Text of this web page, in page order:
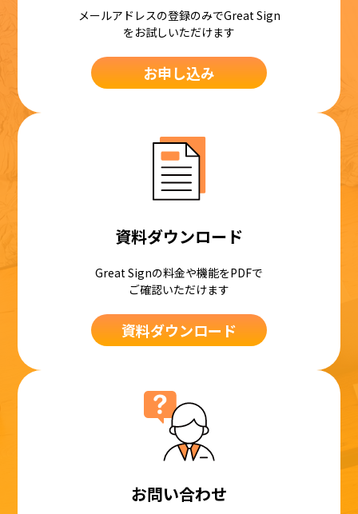
メールアドレスの登録のみでGreat Sign
をお試しいただけます
お申し込み
資料ダウンロード
Great Signの料金や機能をPDFで
ご確認いただけます
資料ダウンロード
お問い合わせ